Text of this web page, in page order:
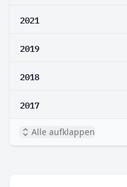
2021
2019
2018
2017
Alle aufklappen